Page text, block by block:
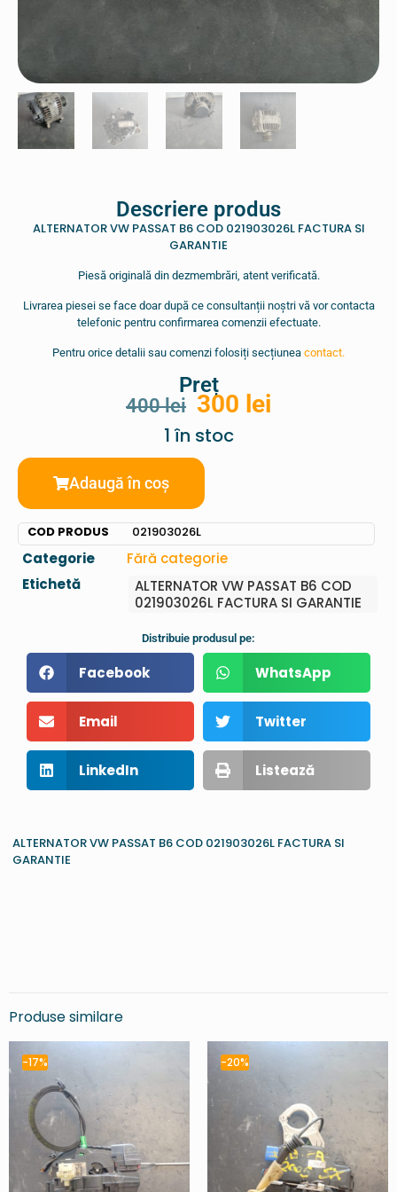
Descriere produs
ALTERNATOR VW PASSAT B6 COD 021903026L FACTURA SI
GARANTIE
Piesă originală din dezmembrări, atent verificată.
Livrarea piesei se face doar după ce consultanții noștri vă vor contacta
telefonic pentru confirmarea comenzii efectuate.
Pentru orice detalii sau comenzi folosiți secțiunea contact.
Preț
400lei 300 lei
1 în stoc
Adaugă în coș
COD PRODUS 021903026L
Categorie
Fără categorie
Etichetă
ALTERNATOR VW PASSAT B6 COD
021903026L FACTURA SI GARANTIE
Distribuie produsul pe:
Facebook WhatsApp
Email Twitter
LinkedIn Listează
ALTERNATOR VW PASSAT B6 COD 021903026L FACTURA SI
GARANTIE
Produse similare
-17% -20%